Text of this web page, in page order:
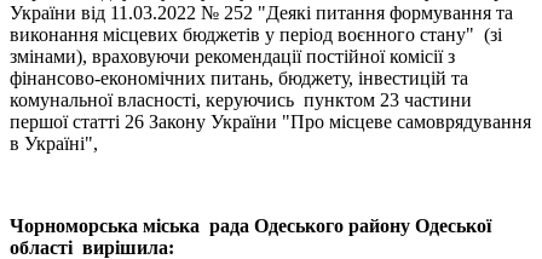
України від 11.03.2022 № 252 "Деякі питання формування та
виконання місцевих бюджетів у період воєнного стану" (зі
змінами), враховуючи рекомендації постійної комісії з
фінансово-економічних питань, бюджету, інвестицій та
комунальної власності, керуючись пунктом 23 частини
першої статті 26 Закону України "Про місцеве самоврядування
в Україні",
Чорноморська міська рада Одеського району Одеської
області вирішила: